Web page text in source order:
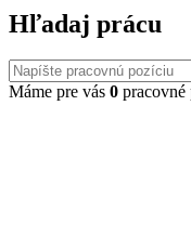
Hľadaj prácu
Máme pre vás 0